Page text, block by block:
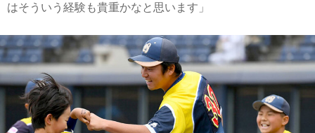
はそういう経験も貴重かなと思います」